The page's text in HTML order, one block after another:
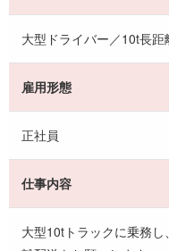
大型ドライバー／10t長距
雇用形態
正社員
仕事内容
大型10tトラックに乗務